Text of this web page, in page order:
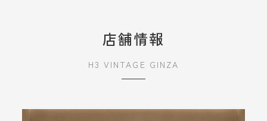
店舗情報
H3 VINTAGE GINZA